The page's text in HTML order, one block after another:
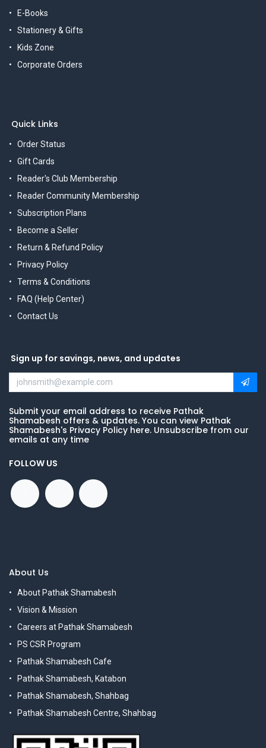
E-Books
Stationery & Gifts
Kids Zone
Corporate Orders
Quick Links
Order Status
Gift Cards
Reader's Club Membership
Reader Community Membership
Subscription Plans
Become a Seller
Return & Refund Policy
Privacy Policy
Terms & Conditions
FAQ (Help Center)
Contact Us
Sign up for savings, news, and updates
Submit your email address to receive Pathak
Shamabesh offers & updates. You can view Pathak
Shamabesh's Privacy Policy here. Unsubscribe from our
emails at any time
FOLLOW US
About Us
About Pathak Shamabesh
Vision & Mission
Careers at Pathak Shamabesh
PS CSR Program
Pathak Shamabesh Cafe
Pathak Shamabesh, Katabon
Pathak Shamabesh, Shahbag
Pathak Shamabesh Centre, Shahbag